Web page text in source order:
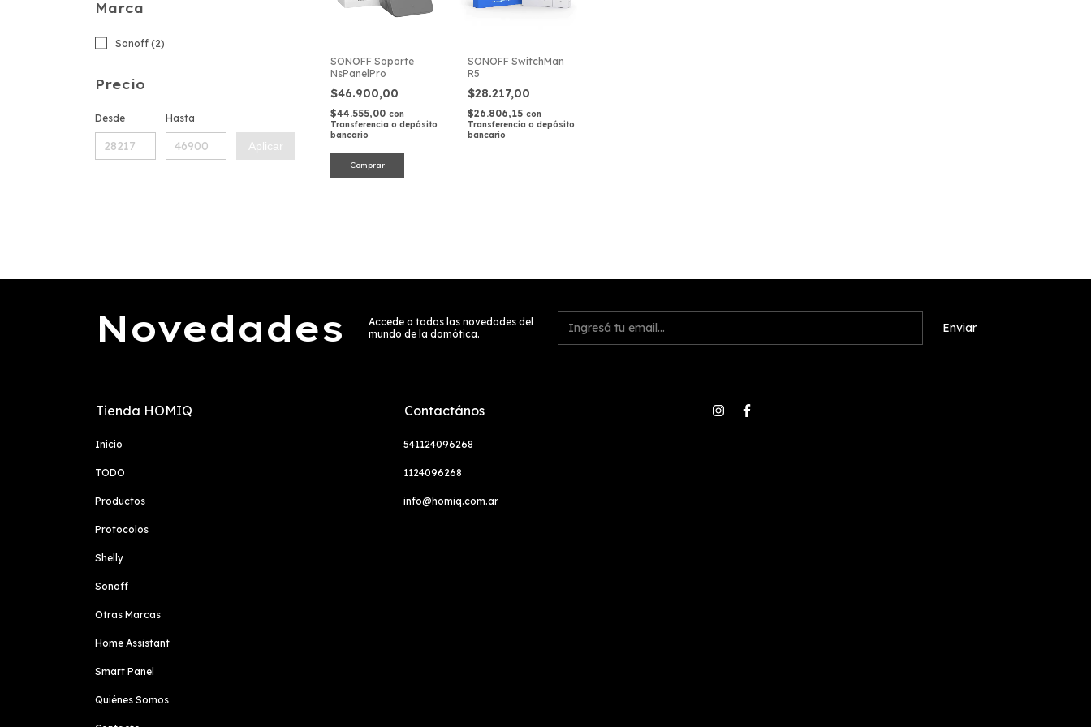
Marca
Sonoff (2)
Precio
Desde Hasta
Aplicar
SONOFF Soporte
NsPanelPro
$46.900,00
$44.555,00 con
Transferencia o depósito
bancario
SONOFF SwitchMan
R5
$28.217,00
$26.806,15 con
Transferencia o depósito
bancario
Novedades
Accede a todas las novedades del
mundo de la domótica.
Tienda HOMIQ
Inicio
TODO
Productos
Protocolos
Shelly
Sonoff
Otras Marcas
Home Assistant
Smart Panel
Quiénes Somos
Contactános
541124096268
1124096268
info@homiq.com.ar